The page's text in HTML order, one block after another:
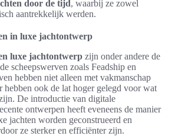
door de tijd , waarbij ze zowel
aantrekkelijk werden.
in luxe jachtontwerp
luxe jachtontwerp zijn onder andere de
scheepswerven zoals Feadship en
hebben niet alleen met vakmanschap
hebben ook de lat hoger gelegd voor wat
De introductie van digitale
ontwerpen heeft eveneens de manier
jachten worden geconstrueerd en
ze sterker en efficiënter zijn.